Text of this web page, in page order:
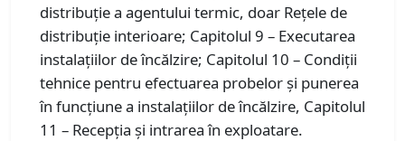
distribuție a agentului termic, doar Rețele de
distribuție interioare; Capitolul 9 – Executarea
instalațiilor de încălzire; Capitolul 10 – Condiții
tehnice pentru efectuarea probelor și punerea
în funcțiune a instalațiilor de încălzire, Capitolul
11 – Recepția și intrarea în exploatare.